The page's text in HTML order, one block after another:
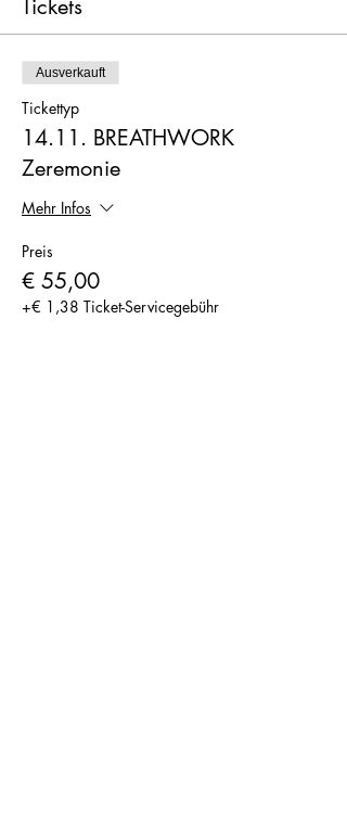
Tickets
Ausverkauft
Tickettyp
14.11. BREATHWORK
Zeremonie
Mehr Infos
Preis
€ 55,00
+€ 1,38 Ticket-Servicegebühr